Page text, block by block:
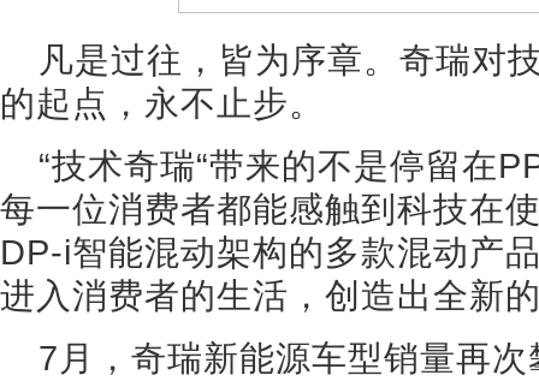
凡是过往，皆为序章。奇瑞对
的起点，永不止步。
“技术奇瑞“带来的不是停留在
每一位消费者都能感触到科技在
DP-i智能混动架构的多款混动产
进入消费者的生活，创造出全新
7月，奇瑞新能源车型销量再